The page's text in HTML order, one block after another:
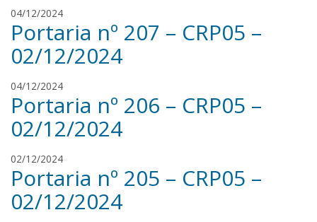
s
i
l
v
04/12/2024r
e
n
a
s
i
l
v
Portaria nº 207 – CRP05 –
02/12/2024
04/12/2024r
e
n
a
s
i
l
v
Portaria nº 206 – CRP05 –
02/12/2024
02/12/2024r
e
n
a
Portaria nº 205 – CRP05 –
02/12/2024